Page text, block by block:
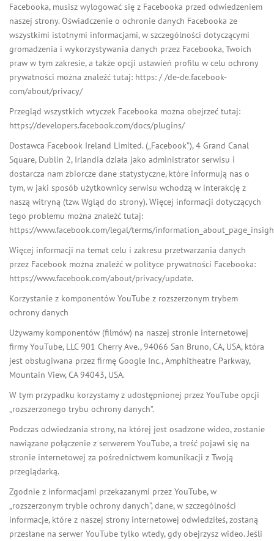
Facebooka, musisz wylogować się z Facebooka przed odwiedzeniem
naszej strony. Oświadczenie o ochronie danych Facebooka ze
wszystkimi istotnymi informacjami, w szczególności dotyczącymi
gromadzenia i wykorzystywania danych przez Facebooka, Twoich
praw w tym zakresie, a także opcji ustawień profilu w celu ochrony
prywatności można znaleźć tutaj: https: / /de-de.facebook-
com/about/privacy/
Przegląd wszystkich wtyczek Facebooka można obejrzeć tutaj:
https://developers.facebook.com/docs/plugins/
Dostawca Facebook Ireland Limited. („Facebook”), 4 Grand Canal
Square, Dublin 2, Irlandia działa jako administrator serwisu i
dostarcza nam zbiorcze dane statystyczne, które informują nas o
tym, w jaki sposób użytkownicy serwisu wchodzą w interakcję z
naszą witryną (tzw. Wgląd do strony). Więcej informacji dotyczących
tego problemu można znaleźć tutaj:
https://www.facebook.com/legal/terms/
Więcej informacji na temat celu i zakresu przetwarzania danych
przez Facebook można znaleźć w polityce prywatności Facebooka:
https://www.facebook.com/about/privacy/update.
Korzystanie z komponentów YouTube z rozszerzonym trybem
ochrony danych
Używamy komponentów (filmów) na naszej stronie internetowej
firmy YouTube, LLC 901 Cherry Ave., 94066 San Bruno, CA, USA, która
jest obsługiwana przez firmę Google Inc., Amphitheatre Parkway,
Mountain View, CA 94043, USA.
W tym przypadku korzystamy z udostępnionej przez YouTube opcji
„rozszerzonego trybu ochrony danych”.
Podczas odwiedzania strony, na której jest osadzone wideo, zostanie
nawiązane połączenie z serwerem YouTube, a treść pojawi się na
stronie internetowej za pośrednictwem komunikacji z Twoją
przeglądarką.
Zgodnie z informacjami przekazanymi przez YouTube, w
„rozszerzonym trybie ochrony danych”, dane, w szczególności
informacje, które z naszej strony internetowej odwiedziłeś, zostaną
przesłane na serwer YouTube tylko wtedy, gdy obejrzysz wideo. Jeśli